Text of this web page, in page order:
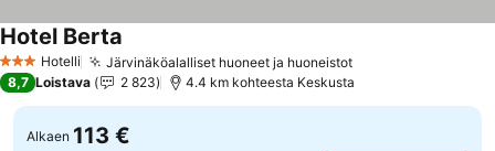
3 Tähtiluokitus
Hotelli Järvinäköalalliset huoneet ja huoneistotKatso hinnat
Hotel Berta
8,7 Loistava 2 823 4.4 km kohteesta Keskusta
Alkaen 113 €